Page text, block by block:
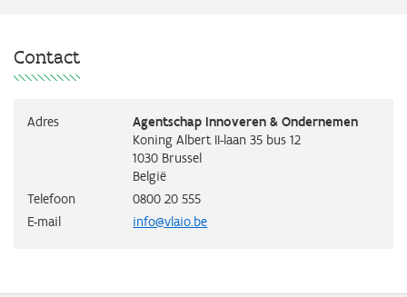
Contact
Adres
Agentschap Innoveren & Ondernemen
Koning Albert II-laan 35 bus 12
1030 Brussel
België
Telefoon
0800 20 555
E-mail
info@vlaio.be